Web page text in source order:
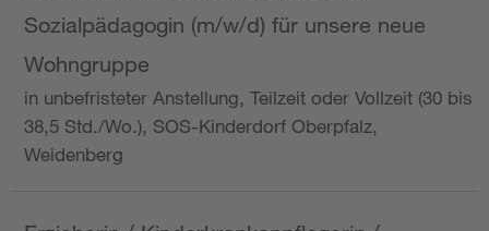
Sozialpädagogin (m/w/d) für unsere neue
Wohngruppe
in unbefristeter Anstellung, Teilzeit oder Vollzeit (30 bis
38,5 Std./Wo.), SOS-Kinderdorf Oberpfalz,
Weidenberg